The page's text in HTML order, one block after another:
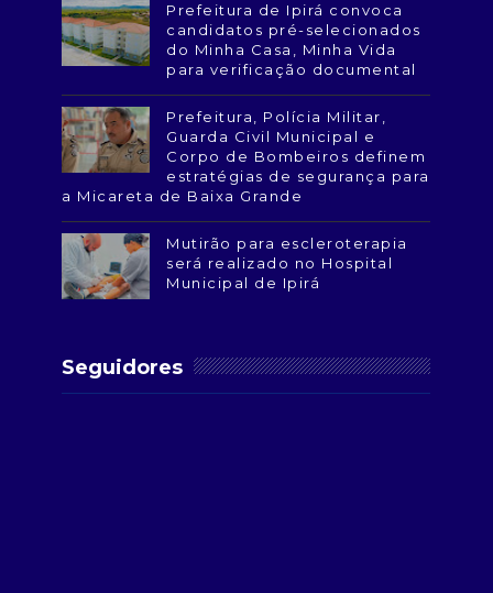
Prefeitura de Ipirá convoca
candidatos pré-selecionados
do Minha Casa, Minha Vida
para verificação documental
Prefeitura, Polícia Militar,
Guarda Civil Municipal e
Corpo de Bombeiros definem
estratégias de segurança para
a Micareta de Baixa Grande
Mutirão para escleroterapia
será realizado no Hospital
Municipal de Ipirá
Seguidores